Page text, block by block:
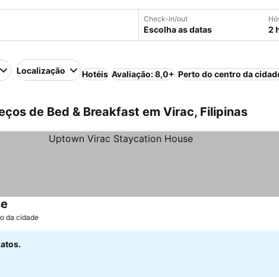
Check-in/out
Escolha as datas 2
Localização Hotéis Avaliação: 8,0+ Perto do centro da
de Bed & Breakfast em Virac, Filipinas
da cidade